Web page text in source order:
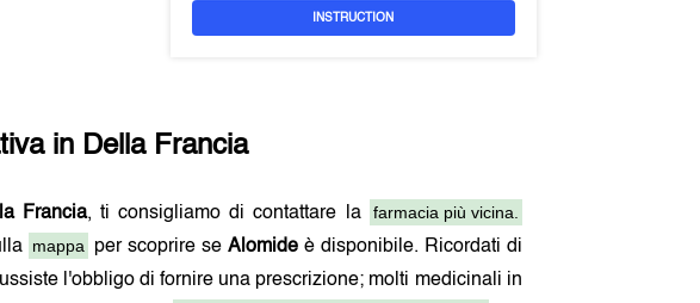
INSTRUCTION
in Della Francia
Francia, ti consigliamo di contattare la
farmacia più vicina.
mappa per scoprire se Alomideè disponibile. Ricordati di
l'obbligo di fornire una prescrizione; molti medicinali in